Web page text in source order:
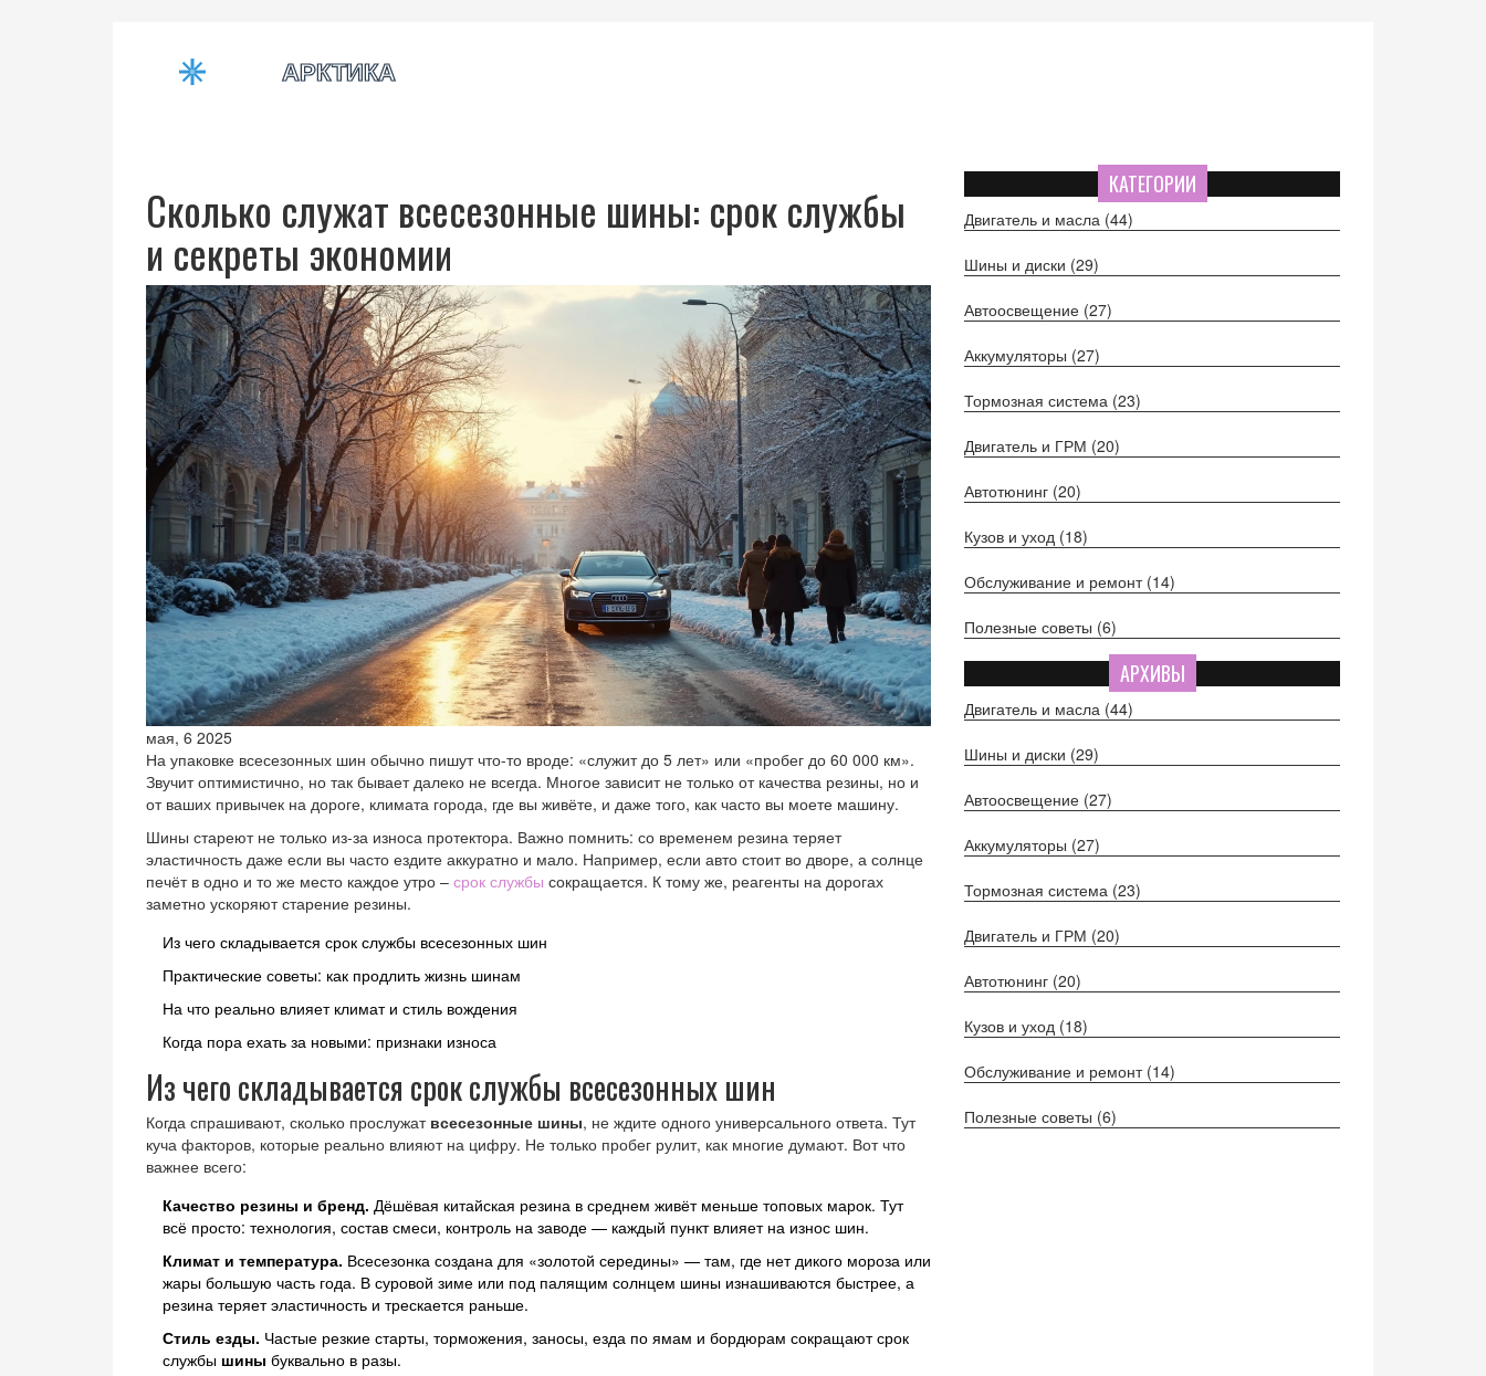
Сколько служат всесезонные шины: срок службы
и секреты экономии
мая, 6 2025
На упаковке всесезонных шин обычно пишут что-то вроде: «служит до 5 лет» или «пробег до 60 000 км».
Звучит оптимистично, но так бывает далеко не всегда. Многое зависит не только от качества резины, но и
от ваших привычек на дороге, климата города, где вы живёте, и даже того, как часто вы моете машину.
Шины стареют не только из-за износа протектора. Важно помнить: со временем резина теряет
эластичность даже если вы часто ездите аккуратно и мало. Например, если авто стоит во дворе, а солнце
печёт в одно и то же место каждое утро – срок службы сокращается. К тому же, реагенты на дорогах
заметно ускоряют старение резины.
Из чего складывается срок службы всесезонных шин
Практические советы: как продлить жизнь шинам
На что реально влияет климат и стиль вождения
Когда пора ехать за новыми: признаки износа
Из чего складывается срок службы всесезонных шин
Когда спрашивают, сколько прослужат всесезонные шины, не ждите одного универсального ответа. Тут
куча факторов, которые реально влияют на цифру. Не только пробег рулит, как многие думают. Вот что
важнее всего:
Качество резины и бренд. Дёшёвая китайская резина в среднем живёт меньше топовых марок. Тут
всё просто: технология, состав смеси, контроль на заводе — каждый пункт влияет на износ шин.
Климат и температура. Всесезонка создана для «золотой середины» — там, где нет дикого мороза или
жары большую часть года. В суровой зиме или под палящим солнцем шины изнашиваются быстрее, а
резина теряет эластичность и трескается раньше.
Стиль езды. Частые резкие старты, торможения, заносы, езда по ямам и бордюрам сокращают срок
службы шины буквально в разы.
КАТЕГОРИИ
Двигатель и масла (44)
Шины и диски (29)
Автоосвещение (27)
Аккумуляторы (27)
Тормозная система (23)
Двигатель и ГРМ (20)
Автотюнинг (20)
Кузов и уход (18)
Обслуживание и ремонт (14)
Полезные советы (6)
АРХИВЫ
Двигатель и масла (44)
Шины и диски (29)
Автоосвещение (27)
Аккумуляторы (27)
Тормозная система (23)
Двигатель и ГРМ (20)
Автотюнинг (20)
Кузов и уход (18)
Обслуживание и ремонт (14)
Полезные советы (6)